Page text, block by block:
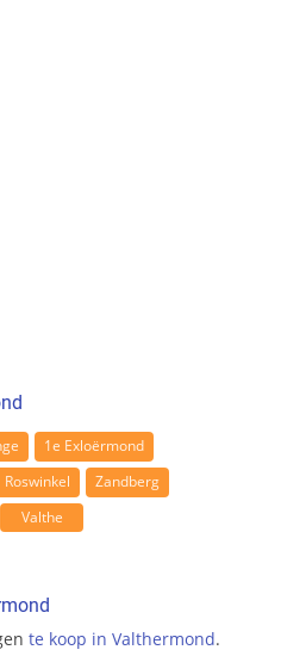
1e Exloërmond
Roswinkel
Zandberg
Valthe
te koop in Valthermond.